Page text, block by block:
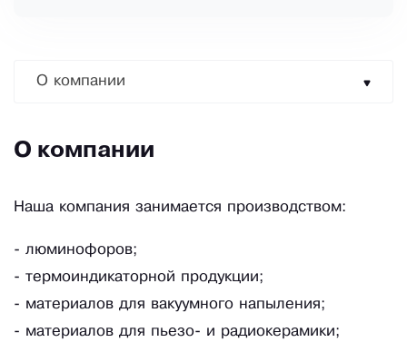
О компании
О компании
Наша компания занимается производством:
- люминофоров;
- термоиндикаторной продукции;
- материалов для вакуумного напыления;
- материалов для пьезо- и радиокерамики;